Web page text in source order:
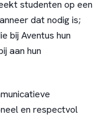
studenten op een
dat nodig is;
bij Aventus hun
aan hun
en respectvol